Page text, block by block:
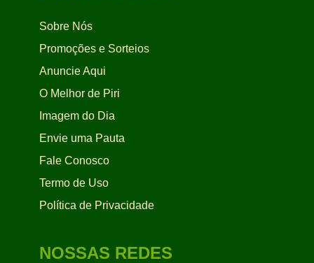
Sobre Nós
Promoções e Sorteios
Anuncie Aqui
O Melhor de Piri
Imagem do Dia
Envie uma Pauta
Fale Conosco
Termo de Uso
Política de Privacidade
NOSSAS REDES